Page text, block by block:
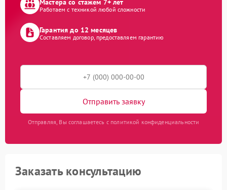
Работаем с техникой любой сложности
Гарантия до 12 месяцев
Составляем договор, предоставляем гарантию
Отправить заявку
Отправляя, Вы соглашаетесь с политикой конфиденциальности
Заказать консультацию